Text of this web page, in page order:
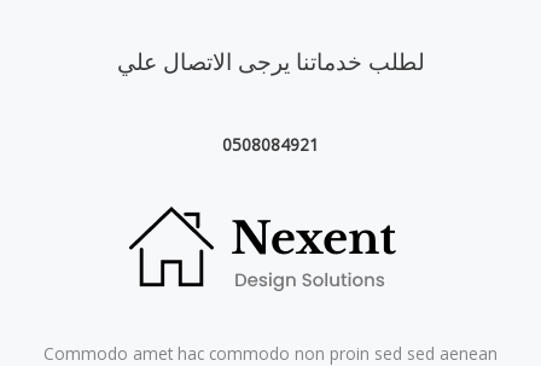
لطلب خدماتنا يرجى الاتصال علي
0508084921
Commodo amet hac commodo non proin sed sed aenean